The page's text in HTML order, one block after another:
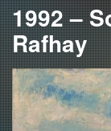
1992 –
Rafhay